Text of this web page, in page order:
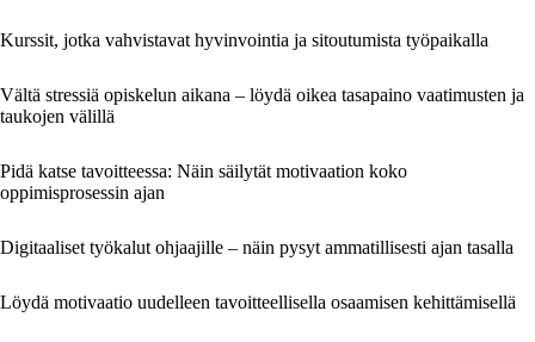
Kurssit, jotka vahvistavat hyvinvointia ja sitoutumista työpaikalla
Vältä stressiä opiskelun aikana – löydä oikea tasapaino vaatimusten ja
taukojen välillä
Pidä katse tavoitteessa: Näin säilytät motivaation koko
oppimisprosessin ajan
Digitaaliset työkalut ohjaajille – näin pysyt ammatillisesti ajan tasalla
Löydä motivaatio uudelleen tavoitteellisella osaamisen kehittämisellä